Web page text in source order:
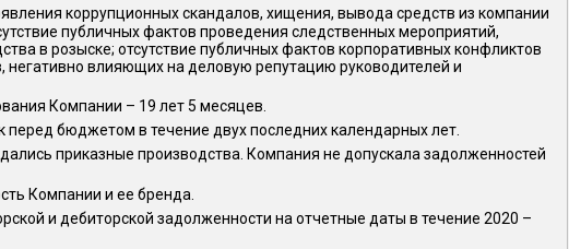
коррупционных скандалов, хищения, вывода средств из компании
публичных фактов проведения следственных мероприятий,
в розыске; отсутствие публичных фактов корпоративных конфликтов
негативно влияющих на деловую репутацию руководителей и
Компании – 19 лет 5 месяцев.
перед бюджетом в течение двух последних календарных лет.
приказные производства. Компания не допускала задолженностей
Компании и ее бренда.
и дебиторской задолженности на отчетные даты в течение 2020 –